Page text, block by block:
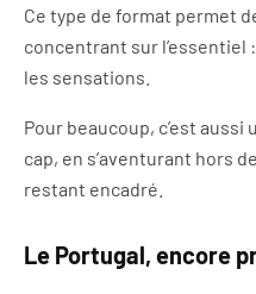
Ce type de format permet
concentrant sur l’essentiel
les sensations.
Pour beaucoup, c’est
cap, en s’aventurant hors
restant encadré.
Le Portugal, encore